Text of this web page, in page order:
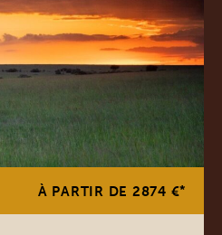
À PARTIR DE 2874 €*